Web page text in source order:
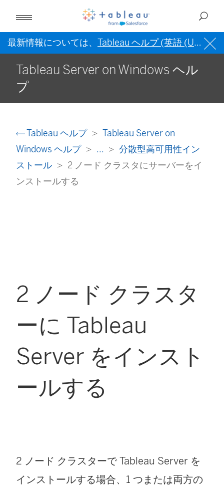
最新情報については、 Tableau ヘルプ (英語 (US)) を
Tableau Server on Windows ヘル
プ
Tableau ヘルプ
Tableau Server on
Windows ヘルプ
...
分散型高可用性イン
ストール
2 ノード クラスタにサーバーをイ
ンストールする
2 ノード クラスタ
ーに Tableau
Server をインスト
ールする
2 ノード クラスターで Tableau Server を
インストールする場合、1 つまたは両方の